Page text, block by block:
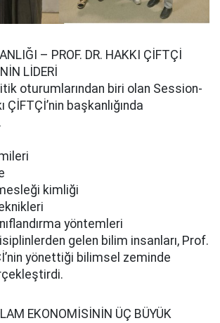
– PROF. DR. HAKKI ÇİFTÇİ
LİDERİ
oturumlarından biri olan Session-
ÇİFTÇİ’nin başkanlığında
kimliği
yöntemleri
gelen bilim insanları, Prof.
yönettiği bilimsel zeminde
EKONOMİSİNİN ÜÇ BÜYÜK